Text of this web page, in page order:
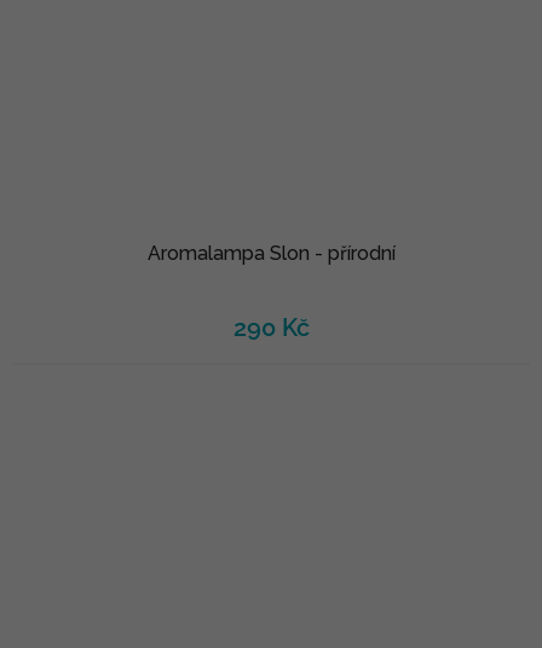
Aromalampa Slon - přírodní
290 Kč